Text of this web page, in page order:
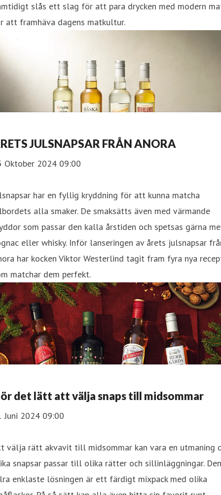
slås ett slag för att para drycken med modern
att framhäva dagens matkultur.
JULSNAPSAR FRÅN ANORA
Oktober 2024 09:00
har en fyllig kryddning för att kunna matcha
alla smaker. De smaksätts även med värmande
som passar den kalla årstiden och spetsas gärna
eller whisky. Inför lanseringen av årets julsnapsar
har kocken Viktor Westerlind tagit fram fyra nya
matchar dem perfekt.
det lätt att välja snaps till midsommar
Juni 2024 09:00
välja rätt akvavit till midsommar kan vara en utmaning
snapsar passar till olika rätter och sillinläggningar. Den
enklaste lösningen är ett färdigt mixpack med olika